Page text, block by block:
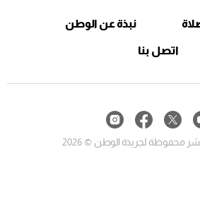
نبذة عن الوطن
اتصل بنا
محفوظة لجريدة الوطن © 2026